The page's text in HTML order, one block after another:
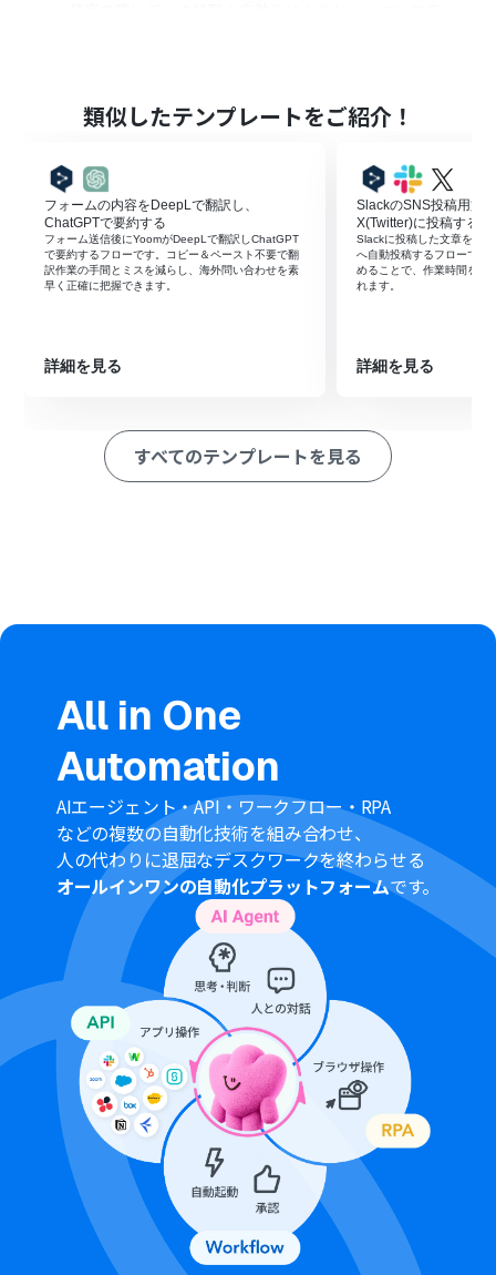
類似したテンプレートをご紹介！
フォームの内容をDeepLで翻訳し、
ChatGPTで要約する
フォーム送信後にYoomがDeepLで翻訳しChatGPT
で要約するフローです。コピー＆ペースト不要で翻
訳作業の手間とミスを減らし、海外問い合わせを素
早く正確に把握できます。
詳細を見る
SlackのSNS投稿用文
X(Twitter)に投稿する
Slackに投稿した文章を
へ自動投稿するフローです
めることで、作業時間を短
れます。
詳細を見る
すべてのテンプレートを見る
All in One
Automation
AIエージェント・API・ワークフロー・RPA
などの複数の自動化技術を組み合わせ、
人の代わりに退屈なデスクワークを終わらせる
オールインワンの自動化プラットフォームです。